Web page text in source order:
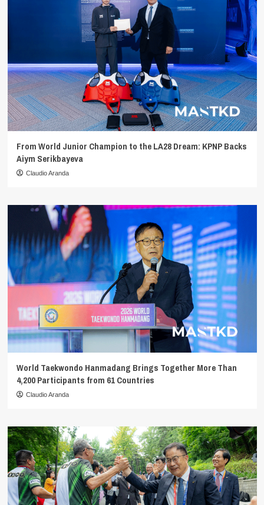
From World Junior Champion to the LA28 Dream: KPNP Backs
Aiym Serikbayeva
Claudio Aranda
World Taekwondo Hanmadang Brings Together More Than
4,200 Participants from 61 Countries
Claudio Aranda